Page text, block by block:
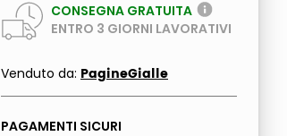
CONSEGNA GRATUITA
ENTRO 3 GIORNI LAVORATIVI
Venduto da: PagineGialle
PAGAMENTI SICURI